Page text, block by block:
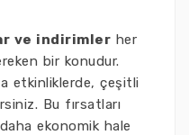
ve indirimler her
bir konudur.
etkinliklerde, çeşitli
Bu fırsatları
daha ekonomik hale